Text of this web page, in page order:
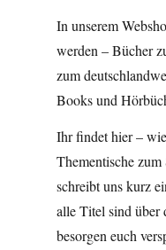
In unserem
werden – Bücher
zum
Books und
Ihr findet hier –
Thementische
schreibt uns kurz
alle Titel sind über
besorgen euch